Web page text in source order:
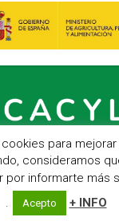
C/ Hípica, 1,
23 95 15 - Fax: 983
para
consideramos
por informarte más
.
Acepto + INFO